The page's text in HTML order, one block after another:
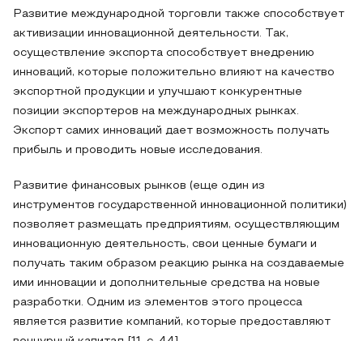
Развитие международной торговли также способствует
активизации инновационной деятельности. Так,
осуществление экспорта способствует внедрению
инноваций, которые положительно влияют на качество
экспортной продукции и улучшают конкурентные
позиции экспортеров на международных рынках.
Экспорт самих инноваций дает возможность получать
прибыль и проводить новые исследования.
Развитие финансовых рынков (еще один из
инструментов государственной инновационной политики)
позволяет размещать предприятиям, осуществляющим
инновационную деятельность, свои ценные бумаги и
получать таким образом реакцию рынка на создаваемые
ими инновации и дополнительные средства на новые
разработки. Одним из элементов этого процесса
является развитие компаний, которые предоставляют